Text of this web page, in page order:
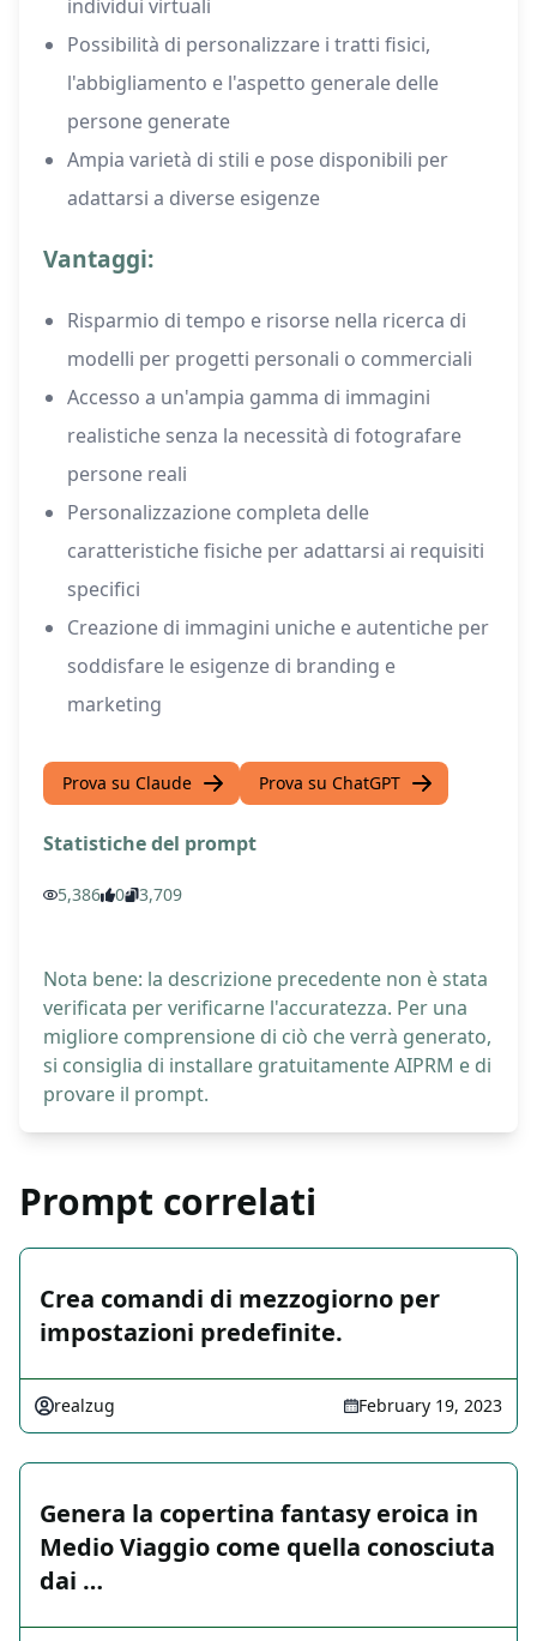
individui virtuali
Possibilità di personalizzare i tratti fisici,
l'abbigliamento e l'aspetto generale delle
persone generate
Ampia varietà di stili e pose disponibili per
adattarsi a diverse esigenze
Vantaggi:
Risparmio di tempo e risorse nella ricerca di
modelli per progetti personali o commerciali
Accesso a un'ampia gamma di immagini
realistiche senza la necessità di fotografare
persone reali
Personalizzazione completa delle
caratteristiche fisiche per adattarsi ai requisiti
specifici
Creazione di immagini uniche e autentiche per
soddisfare le esigenze di branding e
marketing
Prova su Claude Prova su ChatGPT
Statistiche del prompt
5,386 0 3,709
Nota bene: la descrizione precedente non è stata
verificata per verificarne l'accuratezza. Per una
migliore comprensione di ciò che verrà generato,
si consiglia di installare gratuitamente AIPRM e di
provare il prompt.
Prompt correlati
Crea comandi di mezzogiorno per
impostazioni predefinite.
realzug February 19, 2023
Genera la copertina fantasy eroica in
Medio Viaggio come quella conosciuta
dai …